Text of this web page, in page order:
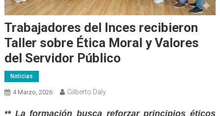
Trabajadores del Inces recibieron
Taller sobre Ética Moral y Valores
del Servidor Público
Noticias
4 Marzo, 2026 Gilberto Daly
** La formación busca reforzar principios éticos